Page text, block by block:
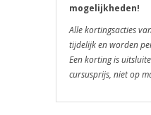
mogelijkheden!
Alle kortingsacties
tijdelijk en worden
Een korting is
cursusprijs, niet op